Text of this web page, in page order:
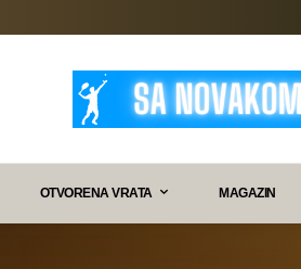
OTVORENA VRATA MAGAZIN